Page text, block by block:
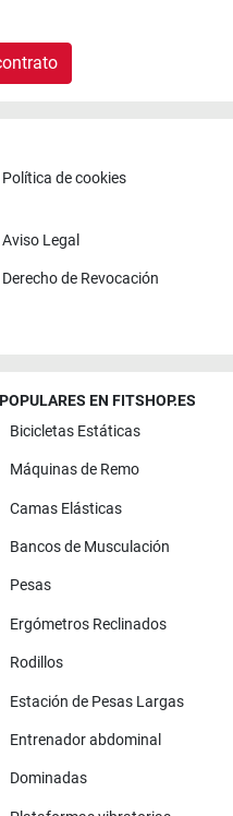
Política de cookies
Aviso Legal
Derecho de Revocación
EN FITSHOP.ES
Bicicletas Estáticas
Máquinas de Remo
Camas Elásticas
Bancos de Musculación
Pesas
Ergómetros Reclinados
Rodillos
Estación de Pesas Largas
Entrenador abdominal
Dominadas